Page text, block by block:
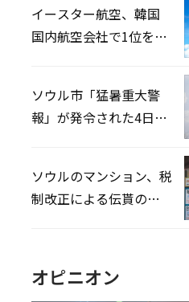
イースター航空、韓国
国内航空会社で1位を記
ソウル市「猛暑重大警
報」が発令された4日、
ソウルのマンション、税
制改正による伝貰の月
オピニオン